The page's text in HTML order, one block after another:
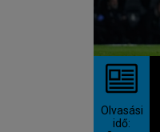
Olvasási
idő: